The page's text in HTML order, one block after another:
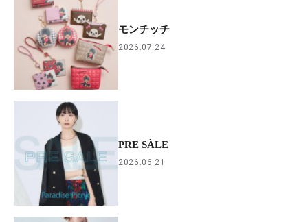
モンチッチ
2026.07.24
PRE SÀLE
2026.06.21